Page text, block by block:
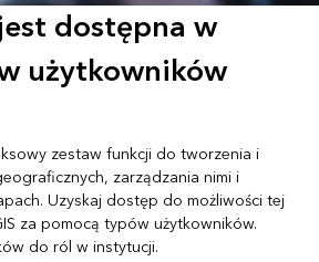
dostępna w
użytkowników
zestaw funkcji do tworzenia i
zarządzania nimi i
Uzyskaj dostęp do możliwości tej
za pomocą typów użytkowników.
do ról w instytucji.